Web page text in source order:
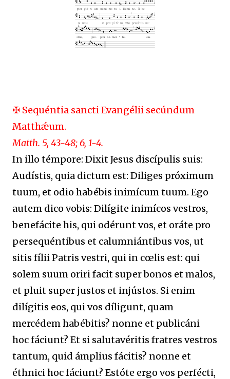
✠ Sequéntia sancti Evangélii secúndum
Matthǽum.
Matth. 5, 43-48; 6, 1-4.
In illo témpore: Dixit Jesus discípulis suis:
Audístis, quia dictum est: Diliges próximum
tuum, et odio habébis inimícum tuum. Ego
autem dico vobis: Dilígite inimícos vestros,
benefácite his, qui odérunt vos, et oráte pro
persequéntibus et calumniántibus vos, ut
sitis fílii Patris vestri, qui in cœlis est: qui
solem suum oriri facit super bonos et malos,
et pluit super justos et injústos. Si enim
dilígitis eos, qui vos díligunt, quam
mercédem habébitis? nonne et publicáni
hoc fáciunt? Et si salutavéritis fratres vestros
tantum, quid ámplius fácitis? nonne et
éthnici hoc fáciunt? Estóte ergo vos perfécti,